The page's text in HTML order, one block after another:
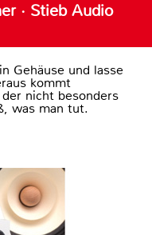
· Stieb Audio
Gehäuse und lasse
kommt
nicht besonders
was man tut.